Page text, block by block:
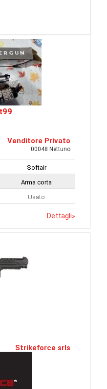
Venditore Privato
00048 Nettuno
Softair
Arma corta
Usato
Dettagli»
Strikeforce srls